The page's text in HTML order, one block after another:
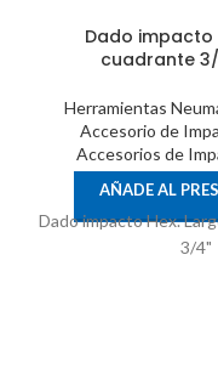
Dado impacto
cuadrante 3/
Herramientas
Accesorio de
Accesorios de
AÑADE AL
Dado impacto Hex.
3/4"